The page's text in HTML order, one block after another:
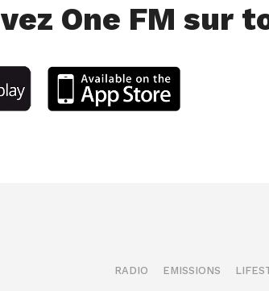
One FM sur
RADIO EMISSIONS